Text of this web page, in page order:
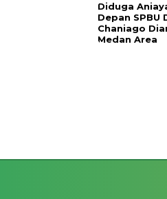
Diduga
Depan SPBU
Chaniago
Medan Area